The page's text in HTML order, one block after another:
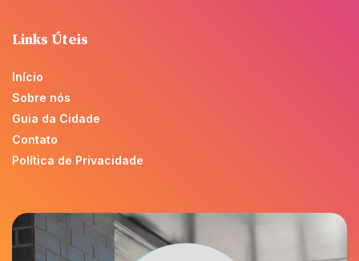
Links Úteis
Início
Sobre nós
Guia da Cidade
Contato
Política de Privacidade